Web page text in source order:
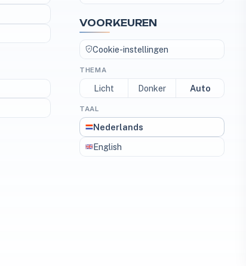
VOORKEUREN
Cookie-instellingen
THEMA
Licht Donker Auto
TAAL
Nederlands
English